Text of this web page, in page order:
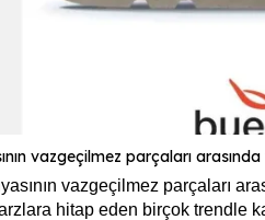
vazgeçilmez parçaları arasında
vazgeçilmez parçaları
hitap eden birçok trendle